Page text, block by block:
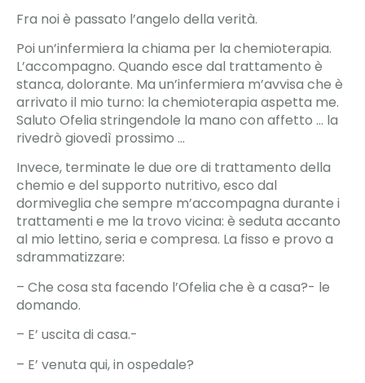
Fra noi è passato l’angelo della verità.
Poi un’infermiera la chiama per la chemioterapia.
L’accompagno. Quando esce dal trattamento è
stanca, dolorante. Ma un’infermiera m’avvisa che è
arrivato il mio turno: la chemioterapia aspetta me.
Saluto Ofelia stringendole la mano con affetto … la
rivedrò giovedì prossimo …
Invece, terminate le due ore di trattamento della
chemio e del supporto nutritivo, esco dal
dormiveglia che sempre m’accompagna durante i
trattamenti e me la trovo vicina: è seduta accanto
al mio lettino, seria e compresa. La fisso e provo a
sdrammatizzare:
– Che cosa sta facendo l’Ofelia che è a casa?- le
domando.
– E’ uscita di casa.-
– E’ venuta qui, in ospedale?